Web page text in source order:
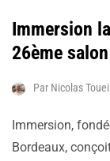
Immersion
26ème
Par Nicolas
Immersion,
Bordeaux,